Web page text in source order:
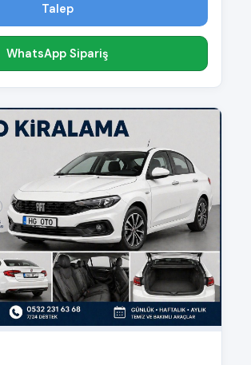
Talep
WhatsApp Sipariş